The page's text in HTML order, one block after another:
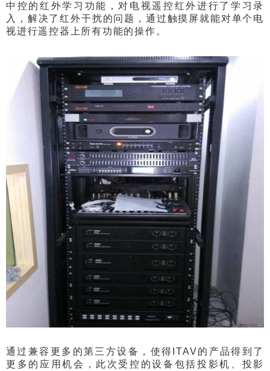
中控的红外学习功能，对电视遥控红外进行了学习录
入，解决了红外干扰的问题，通过触摸屏就能对单个电
视进行遥控器上所有功能的操作。
通过兼容更多的第三方设备，使得ITAV的产品得到了
更多的应用机会，此次受控的设备包括投影机、投影